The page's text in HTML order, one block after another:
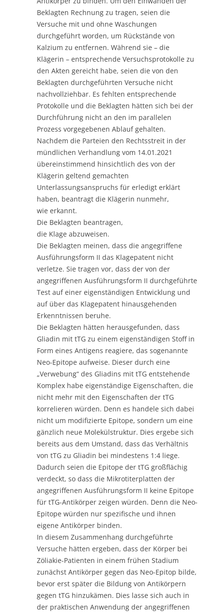
Beklagten Rechnung zu tragen, seien die
Versuche mit und ohne Waschungen
durchgeführt worden, um Rückstände von
Kalzium zu entfernen. Während sie – die
Klägerin – entsprechende Versuchsprotokolle zu
den Akten gereicht habe, seien die von den
Beklagten durchgeführten Versuche nicht
nachvollziehbar. Es fehlten entsprechende
Protokolle und die Beklagten hätten sich bei der
Durchführung nicht an den im parallelen
Prozess vorgegebenen Ablauf gehalten.
Nachdem die Parteien den Rechtsstreit in der
mündlichen Verhandlung vom 14.01.2021
übereinstimmend hinsichtlich des von der
Klägerin geltend gemachten
Unterlassungsanspruchs für erledigt erklärt
haben, beantragt die Klägerin nunmehr,
wie erkannt.
Die Beklagten beantragen,
die Klage abzuweisen.
Die Beklagten meinen, dass die angegriffene
Ausführungsform II das Klagepatent nicht
verletze. Sie tragen vor, dass der von der
angegriffenen Ausführungsform II durchgeführte
Test auf einer eigenständigen Entwicklung und
auf über das Klagepatent hinausgehenden
Erkenntnissen beruhe.
Die Beklagten hätten herausgefunden, dass
Gliadin mit tTG zu einem eigenständigen Stoff in
Form eines Antigens reagiere, das sogenannte
Neo-Epitope aufweise. Dieser durch eine
„Verwebung“ des Gliadins mit tTG entstehende
Komplex habe eigenständige Eigenschaften, die
nicht mehr mit den Eigenschaften der tTG
korrelieren würden. Denn es handele sich dabei
nicht um modifizierte Epitope, sondern um eine
gänzlich neue Molekülstruktur. Dies ergebe sich
bereits aus dem Umstand, dass das Verhältnis
von tTG zu Gliadin bei mindestens 1:4 liege.
Dadurch seien die Epitope der tTG großflächig
verdeckt, so dass die Mikrotiterplatten der
angegriffenen Ausführungsform II keine Epitope
für tTG-Antikörper zeigen würden. Denn die Neo-
Epitope würden nur spezifische und ihnen
eigene Antikörper binden.
In diesem Zusammenhang durchgeführte
Versuche hätten ergeben, dass der Körper bei
Zöliakie-Patienten in einem frühen Stadium
zunächst Antikörper gegen das Neo-Epitop bilde,
bevor erst später die Bildung von Antikörpern
gegen tTG hinzukämen. Dies lasse sich auch in
der praktischen Anwendung der angegriffenen